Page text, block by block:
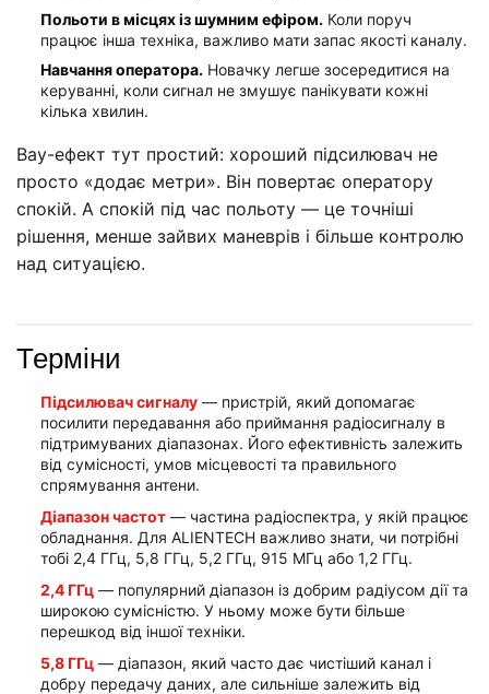
Польоти в місцях із шумним ефіром. Коли поруч
працює інша техніка, важливо мати запас якості каналу.
Навчання оператора. Новачку легше зосередитися на
керуванні, коли сигнал не змушує панікувати кожні
кілька хвилин.
Вау-ефект тут простий: хороший підсилювач не
просто «додає метри». Він повертає оператору
спокій. А спокій під час польоту — це точніші
рішення, менше зайвих маневрів і більше контролю
над ситуацією.
Терміни
Підсилювач сигналу — пристрій, який допомагає
посилити передавання або приймання радіосигналу в
підтримуваних діапазонах. Його ефективність залежить
від сумісності, умов місцевості та правильного
спрямування антени.
Діапазон частот — частина радіоспектра, у якій працює
обладнання. Для ALIENTECH важливо знати, чи потрібні
тобі 2,4 ГГц, 5,8 ГГц, 5,2 ГГц, 915 МГц або 1,2 ГГц.
2,4 ГГц — популярний діапазон із добрим радіусом дії та
широкою сумісністю. У ньому може бути більше
перешкод від іншої техніки.
5,8 ГГц — діапазон, який часто дає чистіший канал і
добру передачу даних, але сильніше залежить від